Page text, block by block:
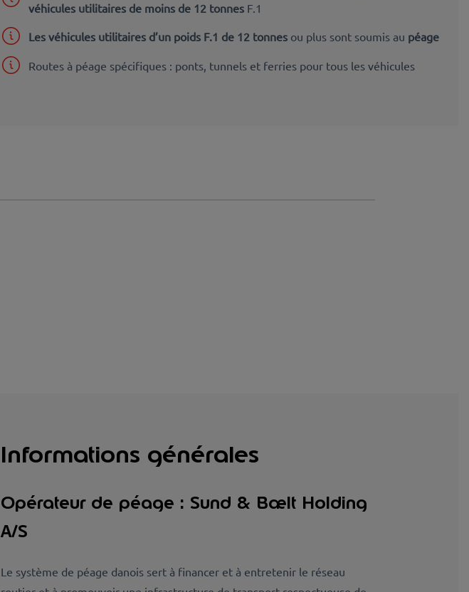
véhicules utilitaires de moins de 12 tonnes F.1
Les véhicules utilitaires d’un poids F.1 de 12 tonnes ou plus sont soumis au péage
Routes à péage spécifiques : ponts, tunnels et ferries pour tous les véhicules
Informations générales
Opérateur de péage : Sund & Bælt Holding
A/S
Le système de péage danois sert à financer et à entretenir le réseau